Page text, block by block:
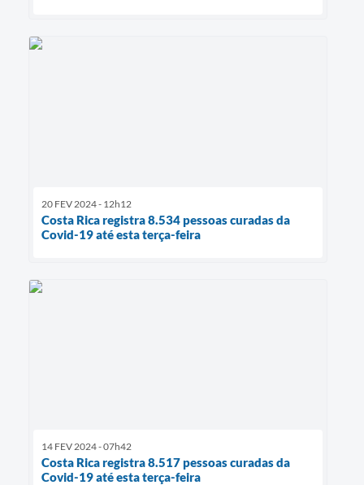
20 FEV 2024 - 12h12
Costa Rica registra 8.534 pessoas curadas da
Covid-19 até esta terça-feira
14 FEV 2024 - 07h42
Costa Rica registra 8.517 pessoas curadas da
Covid-19 até esta terça-feira